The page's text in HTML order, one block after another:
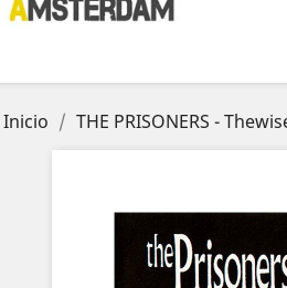
Inicio THE PRISONERS -